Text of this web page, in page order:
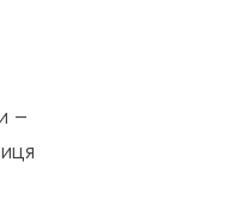
–